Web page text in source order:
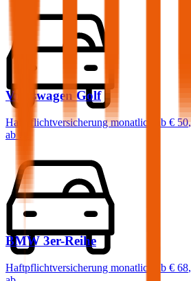
Volkswagen Golf
Haftpflichtversicherung monatlich ab € 50
ab …
BMW 3er-Reihe
Haftpflichtversicherung monatlich ab € 68,